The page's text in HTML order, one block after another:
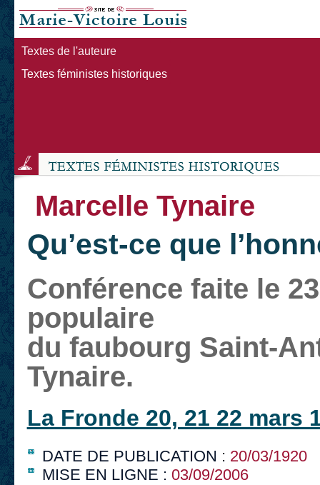
Textes de l'auteure
Textes féministes historiques
Marcelle Tynaire
Qu’est-ce que
Conférence faite le
populaire
du faubourg Saint-
Tynaire.
La Fronde 20, 21 22 mars
DATE DE PUBLICATION : 20/03/1920
MISE EN LIGNE : 03/09/2006